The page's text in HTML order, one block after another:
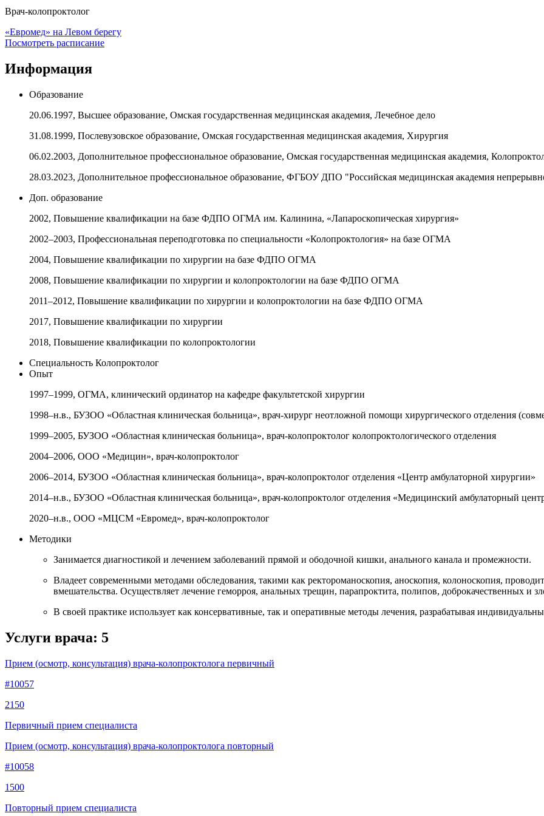
Врач-колопроктолог
«Евромед» на Левом берегу
Посмотреть расписание
Информация
Образование
20.06.1997, Высшее образование, Омская государственная медицинская академия, Лечебное дело
31.08.1999, Послевузовское образование, Омская государственная медицинская академия, Хирургия
06.02.2003, Дополнительное профессиональное образование, Омская государственная медицинская академия,
28.03.2023, Дополнительное профессиональное образование, ФГБОУ ДПО "Российская медицинская академия
Доп. образование
2002, Повышение квалификации на базе ФДПО ОГМА им. Калинина, «Лапароскопическая хирургия»
2002–2003, Профессиональная переподготовка по специальности «Колопроктология» на базе ОГМА
2004, Повышение квалификации по хирургии на базе ФДПО ОГМА
2008, Повышение квалификации по хирургии и колопроктологии на базе ФДПО ОГМА
2011–2012, Повышение квалификации по хирургии и колопроктологии на базе ФДПО ОГМА
2017, Повышение квалификации по хирургии
2018, Повышение квалификации по колопроктологии
Специальность Колопроктолог
Опыт
1997–1999, ОГМА, клинический ординатор на кафедре факультетской хирургии
1998–н.в., БУЗОО «Областная клиническая больница», врач-хирург неотложной помощи хирургического отделения
1999–2005, БУЗОО «Областная клиническая больница», врач-колопроктолог колопроктологического отделения
2004–2006, ООО «Медицин», врач-колопроктолог
2006–2014, БУЗОО «Областная клиническая больница», врач-колопроктолог отделения «Центр амбулаторной хирургии»
2014–н.в., БУЗОО «Областная клиническая больница», врач-колопроктолог отделения «Медицинский амбулаторный
2020–н.в., ООО «МЦСМ «Евромед», врач-колопроктолог
Методики
Занимается диагностикой и лечением заболеваний прямой и ободочной кишки, анального канала и промежности.
Владеет современными методами обследования, такими как ректороманоскопия, аноскопия, колоноскопия,
вмешательства. Осуществляет лечение геморроя, анальных трещин, парапроктита, полипов, доброкачественных и
В своей практике использует как консервативные, так и оперативные методы лечения, разрабатывая
Услуги врача: 5
Прием (осмотр, консультация) врача-колопроктолога первичный
#10057
2150
Первичный прием специалиста
Прием (осмотр, консультация) врача-колопроктолога повторный
#10058
1500
Повторный прием специалиста